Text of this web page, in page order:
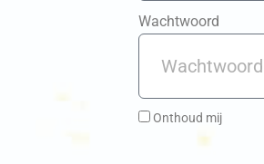
Wachtwoord
Onthoud mij